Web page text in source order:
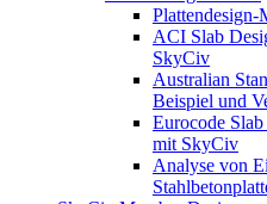
Plattendesign-
ACI Slab
SkyCiv
Australian
Beispiel und
Eurocode
mit SkyCiv
Analyse von